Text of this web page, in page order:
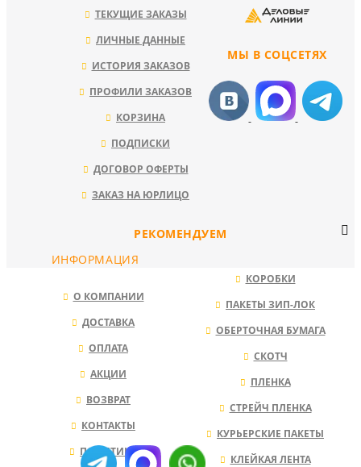
МЫ В СОЦСЕТЯХ
ТЕКУЩИЕ ЗАКАЗЫ
ЛИЧНЫЕ ДАННЫЕ
ИСТОРИЯ ЗАКАЗОВ
ПРОФИЛИ ЗАКАЗОВ
КОРЗИНА
ПОДПИСКИ
ДОГОВОР ОФЕРТЫ
ЗАКАЗ НА ЮРЛИЦО
РЕКОМЕНДУЕМ
КОРОБКИ
ПАКЕТЫ ЗИП-ЛОК
ОБЕРТОЧНАЯ БУМАГА
СКОТЧ
ПЛЕНКА
СТРЕЙЧ ПЛЕНКА
КУРЬЕРСКИЕ ПАКЕТЫ
КЛЕЙКАЯ ЛЕНТА
ИНФОРМАЦИЯ
О КОМПАНИИ
ДОСТАВКА
ОПЛАТА
АКЦИИ
ВОЗВРАТ
КОНТАКТЫ
ПОЛИТИКА